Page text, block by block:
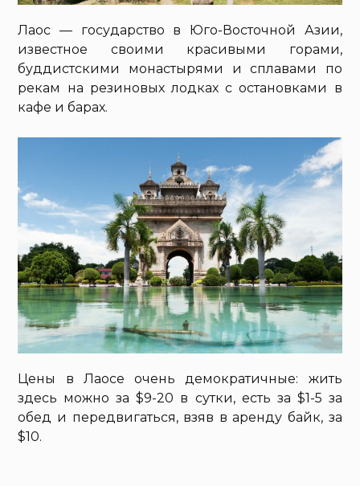
Лаос — государство в Юго-Восточной Азии,
известное своими красивыми горами,
буддистскими монастырями и сплавами по
рекам на резиновых лодках с остановками в
кафе и барах.
Цены в Лаосе очень демократичные: жить
здесь можно за $9-20 в сутки, есть за $1-5 за
обед и передвигаться, взяв в аренду байк, за
$10.